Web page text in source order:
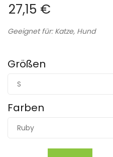
27,15 €
Geeignet für: Katze, Hund
Größen
S
Farben
Ruby